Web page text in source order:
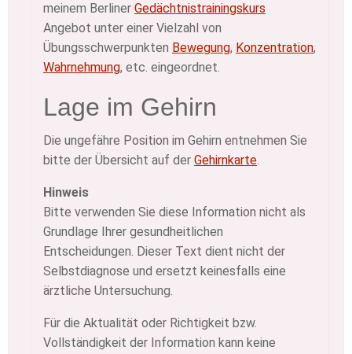
meinem Berliner Gedächtnistrainingskurs
Angebot unter einer Vielzahl von
Übungsschwerpunkten Bewegung, Konzentration,
Wahrnehmung, etc. eingeordnet.
Lage im Gehirn
Die ungefähre Position im Gehirn entnehmen Sie
bitte der Übersicht auf der Gehirnkarte.
Hinweis
Bitte verwenden Sie diese Information nicht als
Grundlage Ihrer gesundheitlichen
Entscheidungen. Dieser Text dient nicht der
Selbstdiagnose und ersetzt keinesfalls eine
ärztliche Untersuchung.
Für die Aktualität oder Richtigkeit bzw.
Vollständigkeit der Information kann keine